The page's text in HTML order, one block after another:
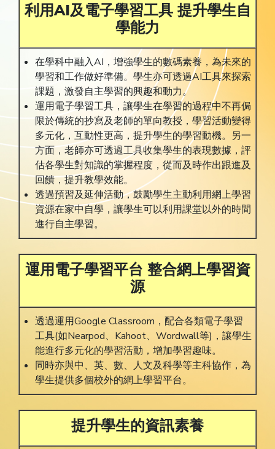
利用AI及電子學習工具 提升學生自
學能力
在學科中融入AI，增強學生的數碼素養，為未來的
學習和工作做好準備。學生亦可透過AI工具來探索
課題，激發自主學習的興趣和動力。
運用電子學習工具，讓學生在學習的過程中不再侷
限於傳統的抄寫及老師的單向教授，學習活動變得
多元化，互動性更高，提升學生的學習動機。另一
方面，老師亦可透過工具收集學生的表現數據，評
估各學生對知識的掌握程度，從而及時作出跟進及
回饋，提升教學效能。
透過預習及延伸活動，鼓勵學生主動利用網上學習
資源在家中自學，讓學生可以利用課堂以外的時間
進行自主學習。
運用電子學習平台 整合網上學習資
源
透過運用Google Classroom，配合各類電子學習
工具(如Nearpod、Kahoot、Wordwall等)，讓學生
能進行多元化的學習活動，增加學習趣味。
同時亦與中、英、數、人文及科學等主科協作，為
學生提供多個校外的網上學習平台。
提升學生的資訊素養